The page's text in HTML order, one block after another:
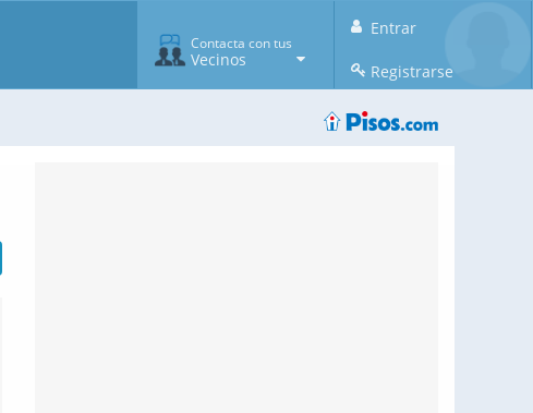
Entrar
Registrarse
Contacta con tus
Vecinos